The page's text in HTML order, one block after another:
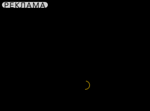
РЕКЛАМА